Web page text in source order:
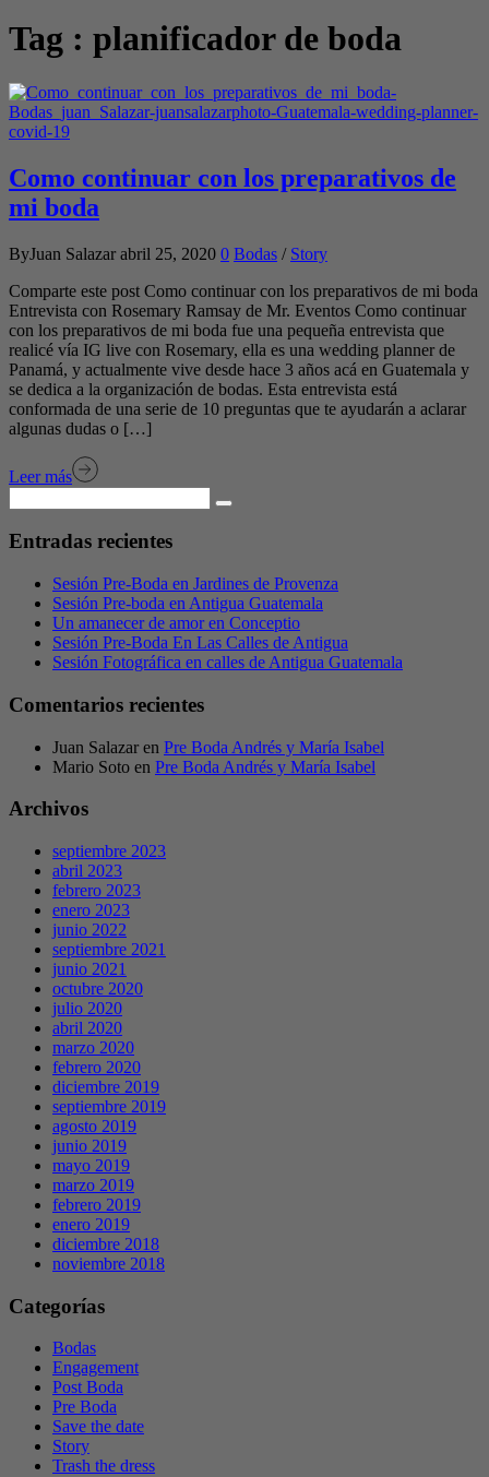
Tag : planificador de boda
Como continuar con los preparativos de
mi boda
ByJuan Salazar abril 25, 2020 0 Bodas / Story
Comparte este post Como continuar con los preparativos de mi boda
Entrevista con Rosemary Ramsay de Mr. Eventos Como continuar
con los preparativos de mi boda fue una pequeña entrevista que
realicé vía IG live con Rosemary, ella es una wedding planner de
Panamá, y actualmente vive desde hace 3 años acá en Guatemala y
se dedica a la organización de bodas. Esta entrevista está
conformada de una serie de 10 preguntas que te ayudarán a aclarar
algunas dudas o […]
Leer más
Entradas recientes
Sesión Pre-Boda en Jardines de Provenza
Sesión Pre-boda en Antigua Guatemala
Un amanecer de amor en Conceptio
Sesión Pre-Boda En Las Calles de Antigua
Sesión Fotográfica en calles de Antigua Guatemala
Comentarios recientes
Juan Salazar en Pre Boda Andrés y María Isabel
Mario Soto en Pre Boda Andrés y María Isabel
Archivos
septiembre 2023
abril 2023
febrero 2023
enero 2023
junio 2022
septiembre 2021
junio 2021
octubre 2020
julio 2020
abril 2020
marzo 2020
febrero 2020
diciembre 2019
septiembre 2019
agosto 2019
junio 2019
mayo 2019
marzo 2019
febrero 2019
enero 2019
diciembre 2018
noviembre 2018
Categorías
Bodas
Engagement
Post Boda
Pre Boda
Save the date
Story
Trash the dress